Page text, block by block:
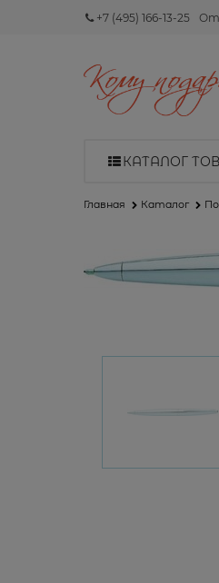
+7 (495) 166-13-25
КАТАЛОГ
Главная Каталог